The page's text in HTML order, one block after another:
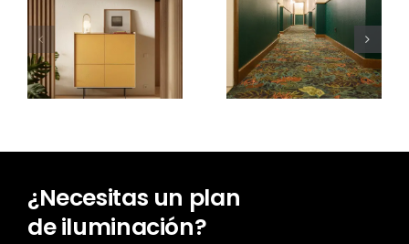
Nuevo Aura
Open
Frame
Cotlin
Carpet:
alfombras
en
Worldlight
¿Necesitas un plan
de iluminación?